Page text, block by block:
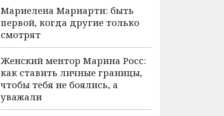
Мариелена Мариарти: быть
первой, когда другие только
смотрят
Женский ментор Марина Росс:
как ставить личные границы,
чтобы тебя не боялись, а
уважали